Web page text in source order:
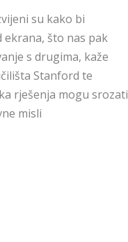
su kako bi
što nas pak
s drugima, kaže
Stanford te
rješenja mogu srozati
misli